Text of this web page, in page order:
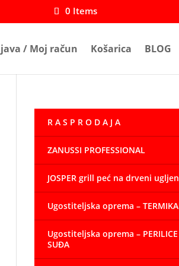
0 Items
/ Moj račun Košarica BLOG
R A S P R O D A J A
ZANUSSI PROFESSIONAL
JOSPER grill peć na drveni ugljen
Ugostiteljska oprema – TERMIKA
Ugostiteljska oprema – PERILICE
SUĐA